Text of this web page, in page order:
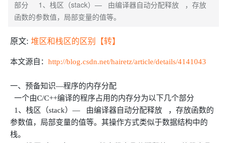
部分 1、栈区（stack）— 由编译器自动分配释放 ，存放
函数的参数值，局部变量的值等。
原文: 堆区和栈区的区别【转】
本文源自： http://blog.csdn.net/hairetz/article/details/4141043
一、预备知识—程序的内存分配
一个由C/C++编译的程序占用的内存分为以下几个部分
1、栈区（stack）— 由编译器自动分配释放 ，存放函数的
参数值，局部变量的值等。其操作方式类似于数据结构中的
栈。